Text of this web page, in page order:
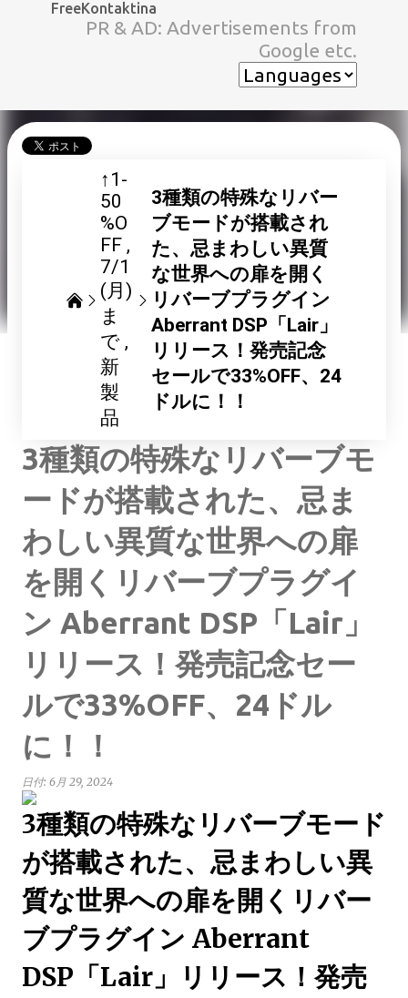
スキップしてメイン コンテンツに移動
FreeKontaktina
PR & AD: Advertisements from
Google etc.
↑1-
50
%O
FF
7/1
(月)
ま
で
新
製
品
3種類の特殊なリバー
ブモードが搭載され
た、忌まわしい異質
な世界への扉を開く
リバーブプラグイン
Aberrant DSP「Lair」
リリース！発売記念
セールで33%OFF、24
ドルに！！
3種類の特殊なリバーブモ
ードが搭載された、忌ま
わしい異質な世界への扉
を開くリバーブプラグイ
ン Aberrant DSP「Lair」
リリース！発売記念セー
ルで33%OFF、24ドル
に！！
日付: 6月 29, 2024
3種類の特殊なリバーブモード
が搭載された、忌まわしい異
質な世界への扉を開くリバー
ブプラグイン Aberrant
DSP「Lair」リリース！発売